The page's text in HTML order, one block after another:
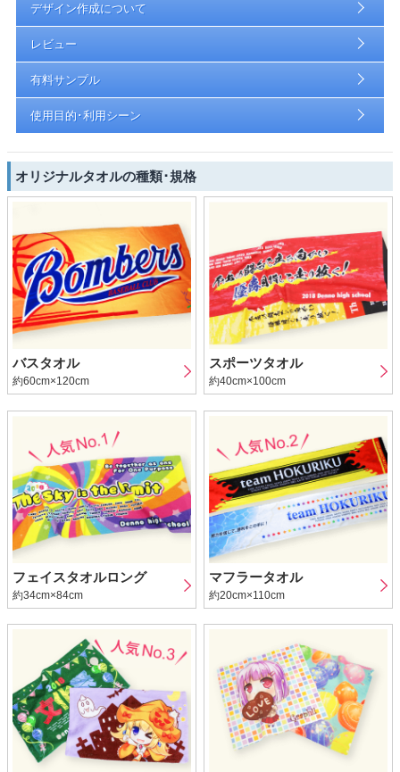
デザイン作成について
レビュー
有料サンプル
使用目的･利用シーン
オリジナルタオルの種類･規格
バスタオル
約60cm×120cm
スポーツタオル
約40cm×100cm
フェイスタオルロング
約34cm×84cm
マフラータオル
約20cm×110cm